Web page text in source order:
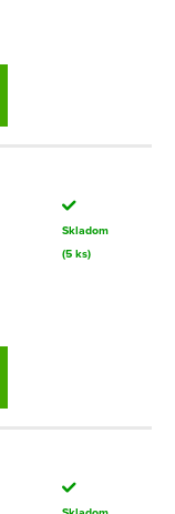
Skladom
(5 ks)